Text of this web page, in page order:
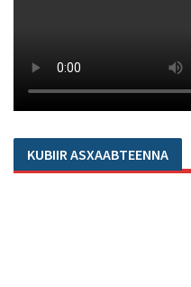
KUBIIR ASXAABTEENNA